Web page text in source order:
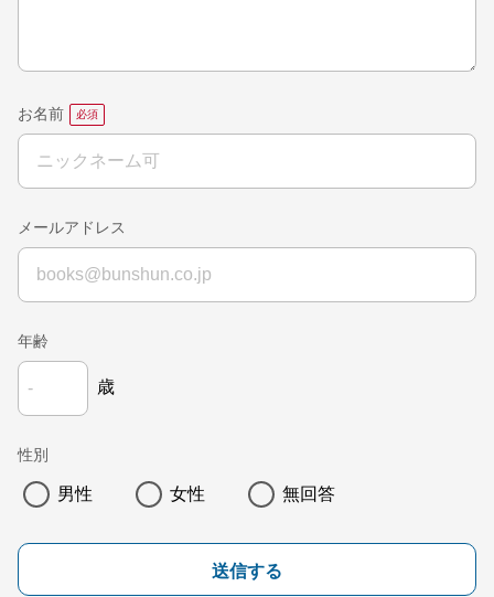
お名前
メールアドレス
年齢
歳
性別
男性 女性 無回答
送信する